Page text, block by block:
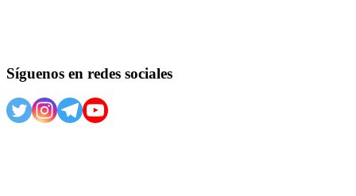
Síguenos en redes sociales